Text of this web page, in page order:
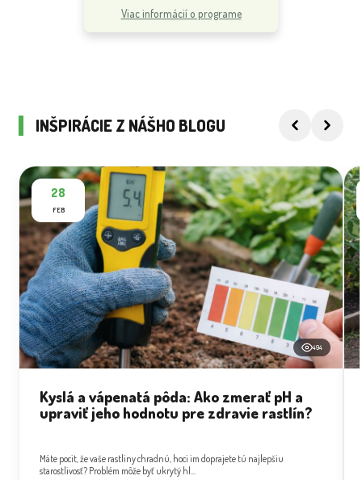
Viac informácií o programe
INŠPIRÁCIE Z NÁŠHO BLOGU
28
FEB
494
Kyslá a vápenatá pôda: Ako zmerať pH a
upraviť jeho hodnotu pre zdravie rastlín?
Máte pocit, že vaše rastliny chradnú, hoci im doprajete tú najlepšiu
starostlivosť? Problém môže byť ukrytý hl...